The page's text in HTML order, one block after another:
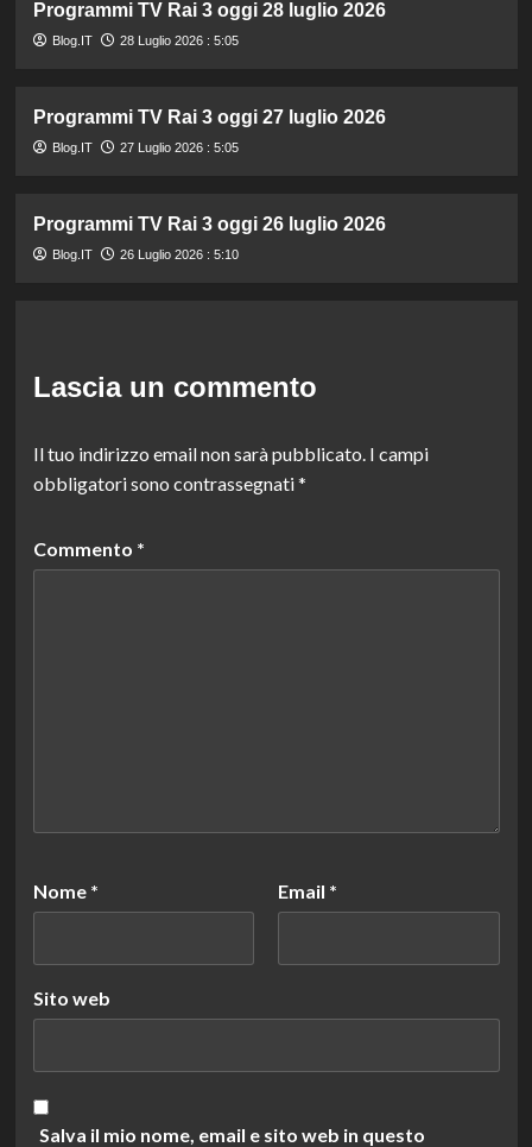
Programmi TV Rai 3 oggi 28 luglio 2026
Blog.IT 28 Luglio 2026 : 5:05
Programmi TV Rai 3 oggi 27 luglio 2026
Blog.IT 27 Luglio 2026 : 5:05
Programmi TV Rai 3 oggi 26 luglio 2026
Blog.IT 26 Luglio 2026 : 5:10
Lascia un commento
Il tuo indirizzo email non sarà pubblicato. I campi
obbligatori sono contrassegnati*
Commento *
Nome * Email *
Sito web
Salva il mio nome, email e sito web in questo